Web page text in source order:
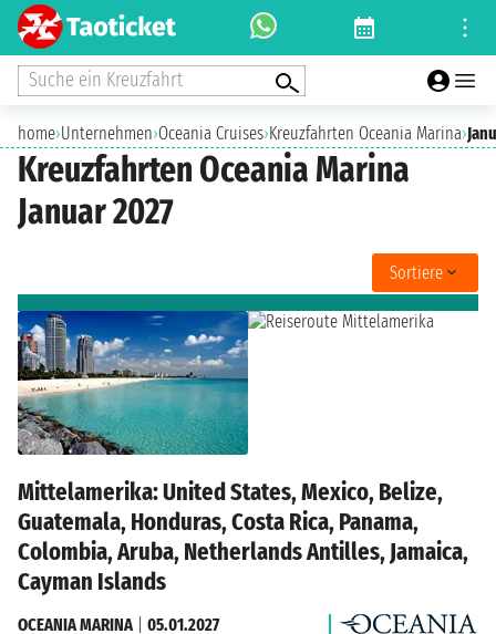
Suche ein Kreuzfahrt
home›Unternehmen›Oceania Cruises›Kreuzfahrten Oceania Marina›
Kreuzfahrten Oceania Marina
Januar 2027
Sortiere
Mittelamerika: United States, Mexico, Belize,
Guatemala, Honduras, Costa Rica, Panama,
Colombia, Aruba, Netherlands Antilles, Jamaica,
Cayman Islands
OCEANIA MARINA
05.01.2027